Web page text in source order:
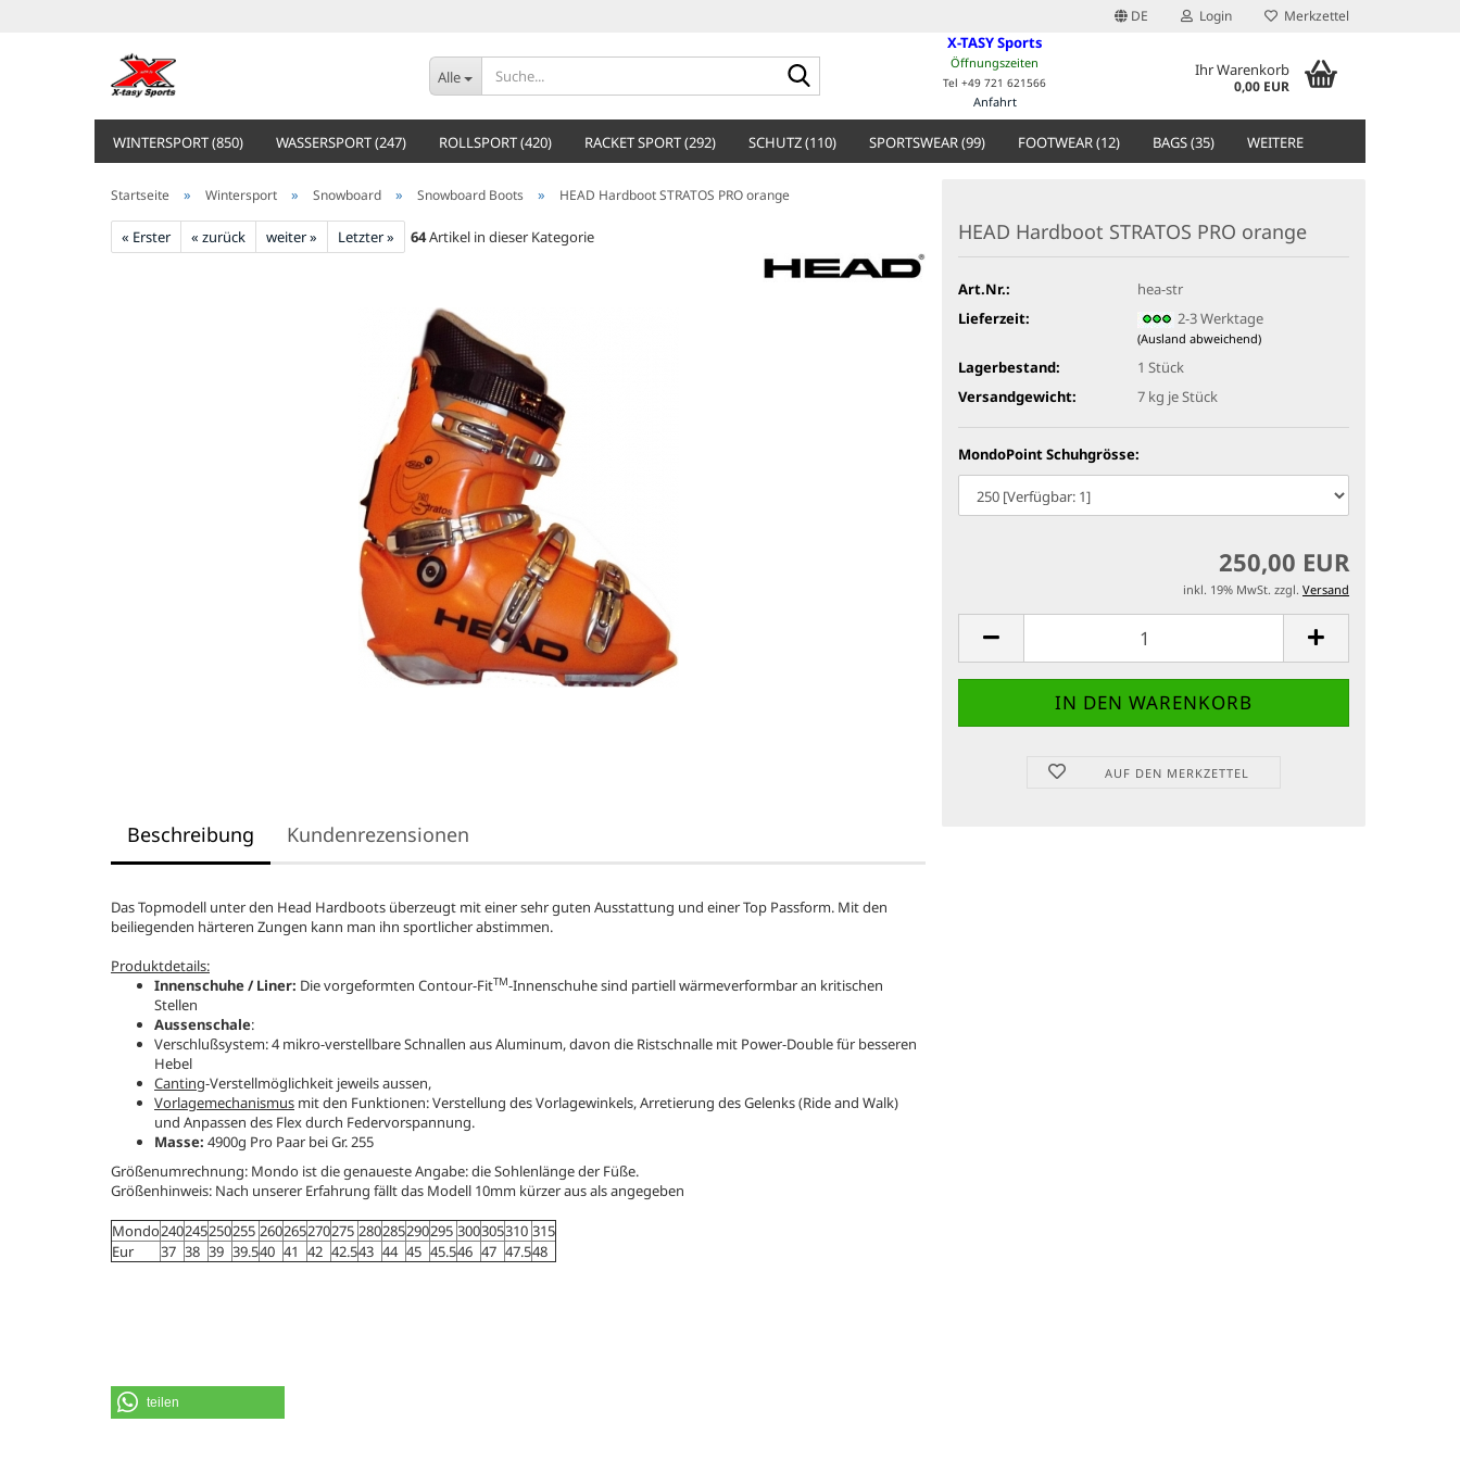
DE Login Merkzettel
Alle
X-TASY Sports
Öffnungszeiten
Tel +49 721 621566
Anfahrt
Ihr Warenkorb
0,00 EUR
WINTERSPORT (850) WASSERSPORT (247) ROLLSPORT (420) RACKET SPORT (292) SCHUTZ (110) SPORTSWEAR (99) FOOTWEAR (12) BAGS (35) WEITERE
Startseite » Wintersport » Snowboard » Snowboard Boots » HEAD Hardboot STRATOS PRO orange
« Erster « zurück weiter » Letzter » 64Artikel in dieser Kategorie HEAD Hardboot STRATOS PRO orange
Art.Nr.:
hea-str
Lieferzeit:
2-3 Werktage
(Ausland abweichend)
Lagerbestand: 1 Stück
Versandgewicht:
7 kg je Stück
MondoPoint Schuhgrösse:
250,00 EUR
inkl. 19% MwSt. zzgl. Versand
AUF DEN MERKZETTEL
Beschreibung Kundenrezensionen
Das Topmodell unter den Head Hardboots überzeugt mit einer sehr guten Ausstattung und einer Top Passform. Mit den
beiliegenden härteren Zungen kann man ihn sportlicher abstimmen.
Produktdetails:
Innenschuhe / Liner: Die vorgeformten Contour-FitTM-Innenschuhe sind partiell wärmeverformbar an kritischen
Stellen
Aussenschale:
Verschlußsystem: 4 mikro-verstellbare Schnallen aus Aluminum, davon die Ristschnalle mit Power-Double für besseren
Hebel
Canting-Verstellmöglichkeit jeweils aussen,
Vorlagemechanismus mit den Funktionen: Verstellung des Vorlagewinkels, Arretierung des Gelenks (Ride and Walk)
und Anpassen des Flex durch Federvorspannung.
Masse: 4900g Pro Paar bei Gr. 255
Größenumrechnung: Mondo ist die genaueste Angabe: die Sohlenlänge der Füße.
Größenhinweis: Nach unserer Erfahrung fällt das Modell 10mm kürzer aus als angegeben
Mondo240245250255 260265270275 280285290295 300305310 315
Eur
37 38 39 39.540 41 42 42.543 44 45 45.546 47 47.548
teilen